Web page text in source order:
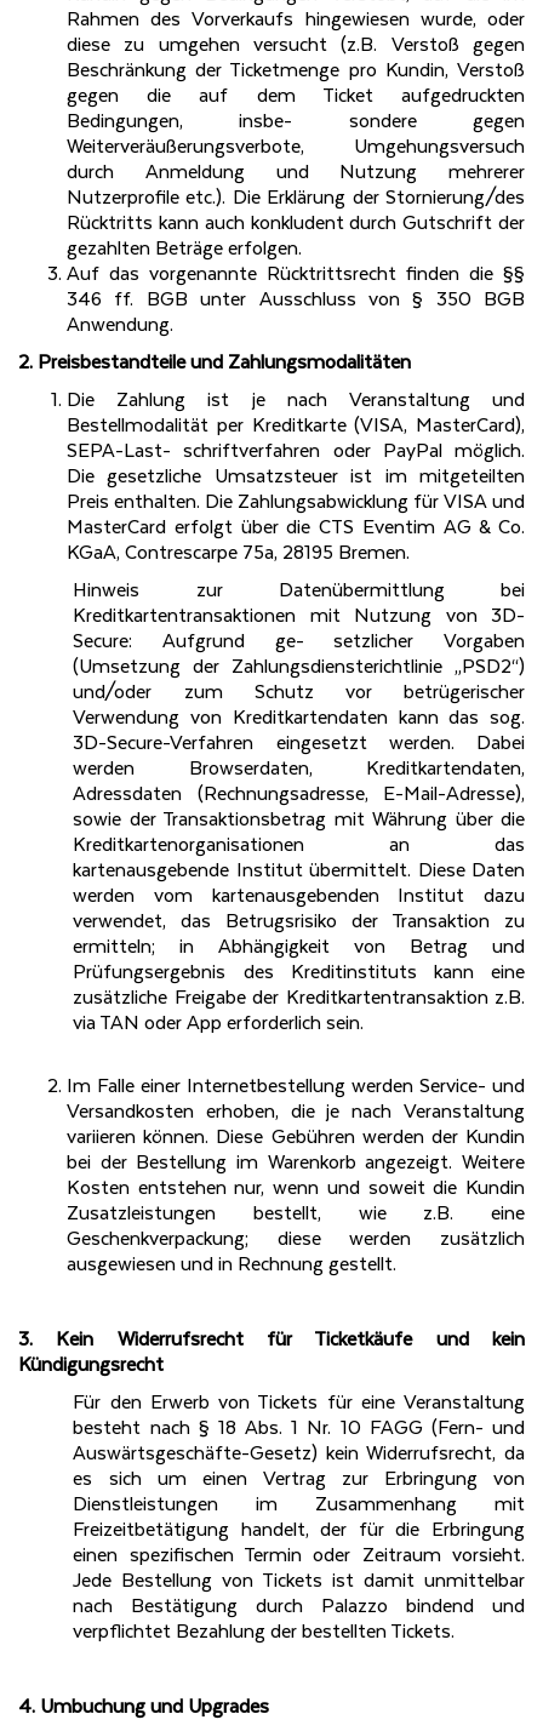
Rahmen des Vorverkaufs hingewiesen wurde, oder
diese zu umgehen versucht (z.B. Verstoß gegen
Beschränkung der Ticketmenge pro Kundin, Verstoß
gegen die auf dem Ticket aufgedruckten
Bedingungen, insbe- sondere gegen
Weiterveräußerungsverbote, Umgehungsversuch
durch Anmeldung und Nutzung mehrerer
Nutzerprofile etc.). Die Erklärung der Stornierung/des
Rücktritts kann auch konkludent durch Gutschrift der
gezahlten Beträge erfolgen.
Auf das vorgenannte Rücktrittsrecht finden die §§
346 ff. BGB unter Ausschluss von § 350 BGB
Anwendung.
2. Preisbestandteile und Zahlungsmodalitäten
Die Zahlung ist je nach Veranstaltung und
Bestellmodalität per Kreditkarte (VISA, MasterCard),
SEPA-Last- schriftverfahren oder PayPal möglich.
Die gesetzliche Umsatzsteuer ist im mitgeteilten
Preis enthalten. Die Zahlungsabwicklung für VISA und
MasterCard erfolgt über die CTS Eventim AG & Co.
KGaA, Contrescarpe 75a, 28195 Bremen.
Hinweis zur Datenübermittlung bei
Kreditkartentransaktionen mit Nutzung von 3D-
Secure: Aufgrund ge- setzlicher Vorgaben
(Umsetzung der Zahlungsdiensterichtlinie „PSD2“)
und/oder zum Schutz vor betrügerischer
Verwendung von Kreditkartendaten kann das sog.
3D-Secure-Verfahren eingesetzt werden. Dabei
werden Browserdaten, Kreditkartendaten,
Adressdaten (Rechnungsadresse, E-Mail-Adresse),
sowie der Transaktionsbetrag mit Währung über die
Kreditkartenorganisationen an das
kartenausgebende Institut übermittelt. Diese Daten
werden vom kartenausgebenden Institut dazu
verwendet, das Betrugsrisiko der Transaktion zu
ermitteln; in Abhängigkeit von Betrag und
Prüfungsergebnis des Kreditinstituts kann eine
zusätzliche Freigabe der Kreditkartentransaktion z.B.
via TAN oder App erforderlich sein.
Im Falle einer Internetbestellung werden Service- und
Versandkosten erhoben, die je nach Veranstaltung
variieren können. Diese Gebühren werden der Kundin
bei der Bestellung im Warenkorb angezeigt. Weitere
Kosten entstehen nur, wenn und soweit die Kundin
Zusatzleistungen bestellt, wie z.B. eine
Geschenkverpackung; diese werden zusätzlich
ausgewiesen und in Rechnung gestellt.
3. Kein Widerrufsrecht für Ticketkäufe und kein
Kündigungsrecht
Für den Erwerb von Tickets für eine Veranstaltung
besteht nach § 18 Abs. 1 Nr. 10 FAGG (Fern- und
Auswärtsgeschäfte-Gesetz) kein Widerrufsrecht, da
es sich um einen Vertrag zur Erbringung von
Dienstleistungen im Zusammenhang mit
Freizeitbetätigung handelt, der für die Erbringung
einen spezifischen Termin oder Zeitraum vorsieht.
Jede Bestellung von Tickets ist damit unmittelbar
nach Bestätigung durch Palazzo bindend und
verpflichtet Bezahlung der bestellten Tickets.
4. Umbuchung und Upgrades